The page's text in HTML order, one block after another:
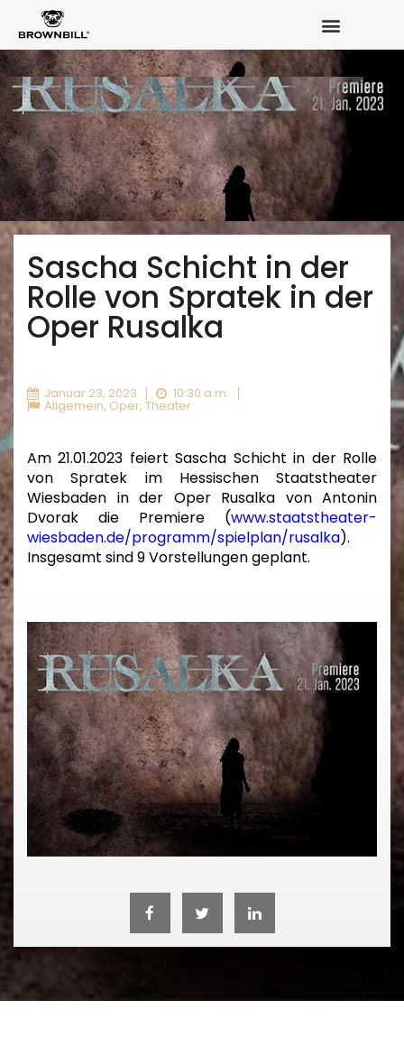
Sascha Schicht in der
Rolle von Spratek in der
Oper Rusalka
Januar 23, 2023 10:30 a.m.
Allgemein, Oper, Theater
Am 21.01.2023 feiert Sascha Schicht in der Rolle
von Spratek im Hessischen Staatstheater
Wiesbaden in der Oper Rusalka von Antonin
Dvorak die Premiere (www.staatstheater-
wiesbaden.de/programm/spielplan/rusalka).
Insgesamt sind 9 Vorstellungen geplant.